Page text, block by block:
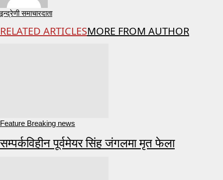
इन्द्रेणी समाचारदाता
RELATED ARTICLESMORE FROM AUTHOR
Feature Breaking news
सम्पर्कविहीन पूर्वमेयर सिंह जंगलमा मृत फेला